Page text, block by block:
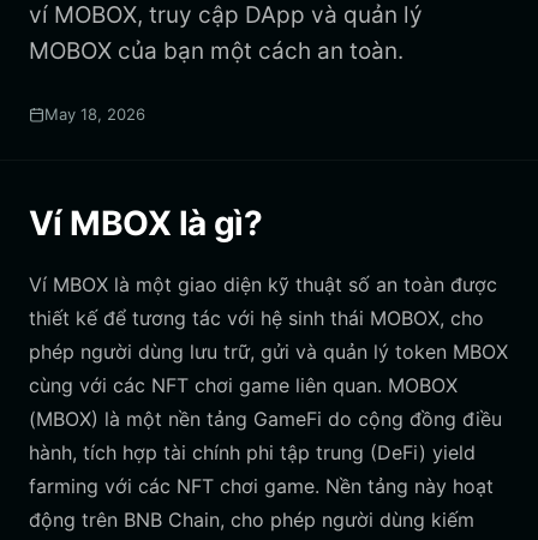
ví MOBOX, truy cập DApp và quản lý
MOBOX của bạn một cách an toàn.
May 18, 2026
Ví MBOX là gì?
Ví MBOX là một giao diện kỹ thuật số an toàn được
thiết kế để tương tác với hệ sinh thái MOBOX, cho
phép người dùng lưu trữ, gửi và quản lý token MBOX
cùng với các NFT chơi game liên quan. MOBOX
(MBOX) là một nền tảng GameFi do cộng đồng điều
hành, tích hợp tài chính phi tập trung (DeFi) yield
farming với các NFT chơi game. Nền tảng này hoạt
động trên BNB Chain, cho phép người dùng kiếm